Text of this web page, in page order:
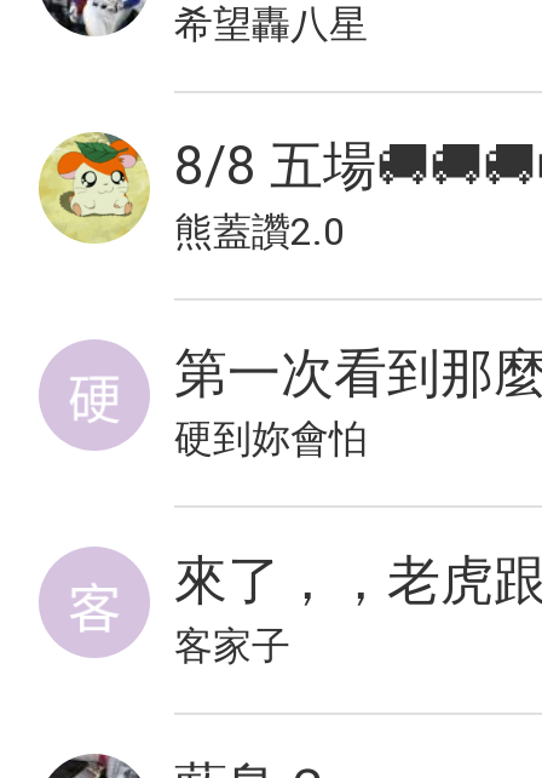
希望轟八星
8/8 五場
熊蓋讚2.0
硬到妳會怕
來了，，老虎
客家子